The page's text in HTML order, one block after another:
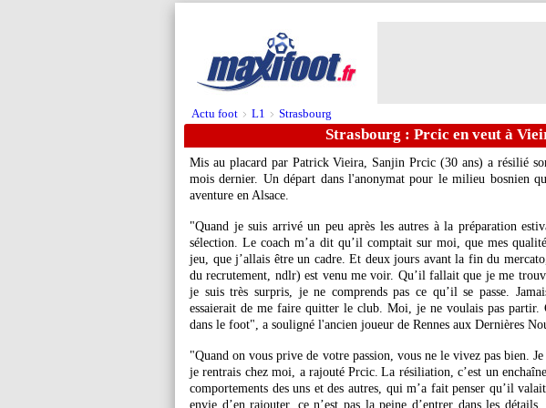
Actu foot > L1 > Strasbourg
Strasbourg : Prcic en veut à
Mis au placard par Patrick Vieira, Sanjin Prcic (30 ans) a résilié
mois dernier. Un départ dans l'anonymat pour le milieu bosnien
aventure en Alsace.
"Quand je suis arrivé un peu après les autres à la préparation
sélection. Le coach m’a dit qu’il comptait sur moi, que mes
jeu, que j’allais être un cadre. Et deux jours avant la fin du
du recrutement, ndlr) est venu me voir. Qu’il fallait que je me
je suis très surpris, je ne comprends pas ce qu’il se passe.
essaierait de me faire quitter le club. Moi, je ne voulais pas partir.
dans le foot", a souligné l'ancien joueur de Rennes aux Dernières
"Quand on vous prive de votre passion, vous ne le vivez pas bien.
je rentrais chez moi, a rajouté Prcic. La résiliation, c’est un
comportements des uns et des autres, qui m’a fait penser qu’il
envie d’en rajouter, ce n’est pas la peine d’entrer dans les